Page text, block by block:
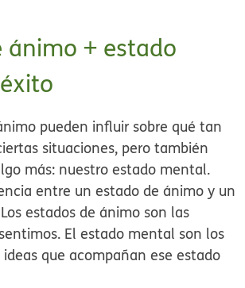
ánimo + estado
pueden influir sobre qué tan
situaciones, pero también
más: nuestroestado mental.
entre un estado de ánimo y un
estados de ánimo son las
El estado mental son los
que acompañan ese estado